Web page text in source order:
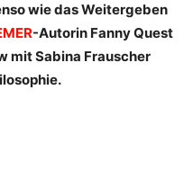
wie das W­eitergeben
-Autorin Fanny Quest
mit Sabina Frauscher